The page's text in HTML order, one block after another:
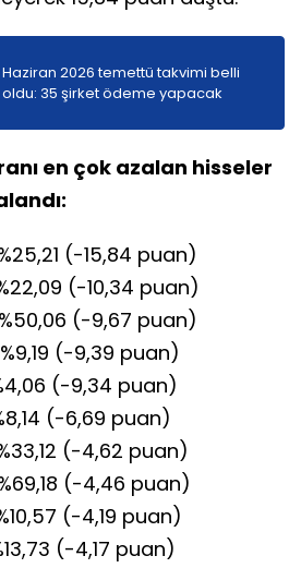
Haziran 2026 temettü takvimi belli
oldu: 35 şirket ödeme yapacak
en çok azalan hisseler
(-15,84 puan)
(-10,34 puan)
(-9,67 puan)
(-9,39 puan)
(-9,34 puan)
(-6,69 puan)
(-4,62 puan)
(-4,46 puan)
(-4,19 puan)
(-4,17 puan)